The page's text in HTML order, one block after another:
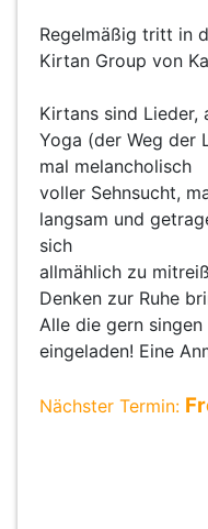
Regelmäßig tritt in
Kirtan Group von
Kirtans sind Lieder,
Yoga (der Weg der
mal melancholisch
voller Sehnsucht,
langsam und
sich
allmählich zu
Denken zur Ruhe
Alle die gern
eingeladen! Eine
Nächster Termin: